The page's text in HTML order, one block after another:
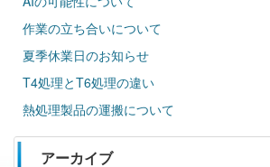
作業の立ち合いについて
夏季休業日のお知らせ
T4処理とT6処理の違い
熱処理製品の運搬について
アーカイブ